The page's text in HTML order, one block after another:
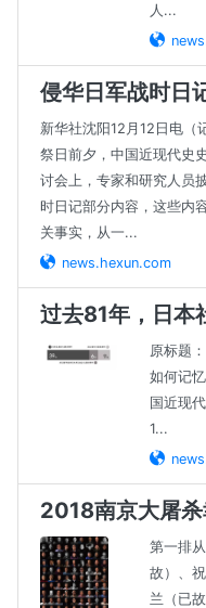
人...
侵华日军战时日
新华社沈阳12月12日电（
祭日前夕，中国近现代史
讨会上，专家和研究人员
时日记部分内容，这些内
关事实，从一...
news.hexun.com
过去81年，日本
原标题
如何记
国近现
1...
2018南京大屠
第一排
故）、
兰（已